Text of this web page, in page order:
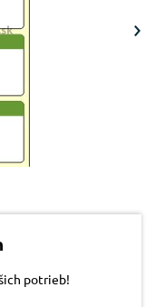
potrieb!